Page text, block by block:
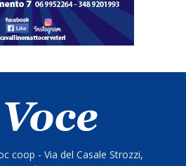
coop - Via del Casale Strozzi,